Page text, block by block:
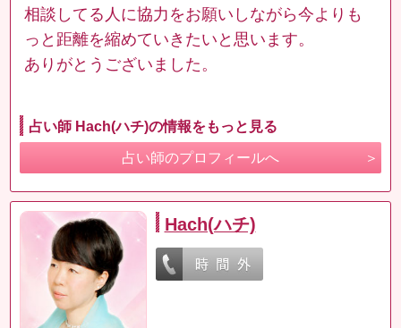
相談してる人に協力をお願いしながら今よりも
っと距離を縮めていきたいと思います。
ありがとうございました。
占い師 Hach(ハチ)の情報をもっと見る
占い師のプロフィールへ
Hach(ハチ)